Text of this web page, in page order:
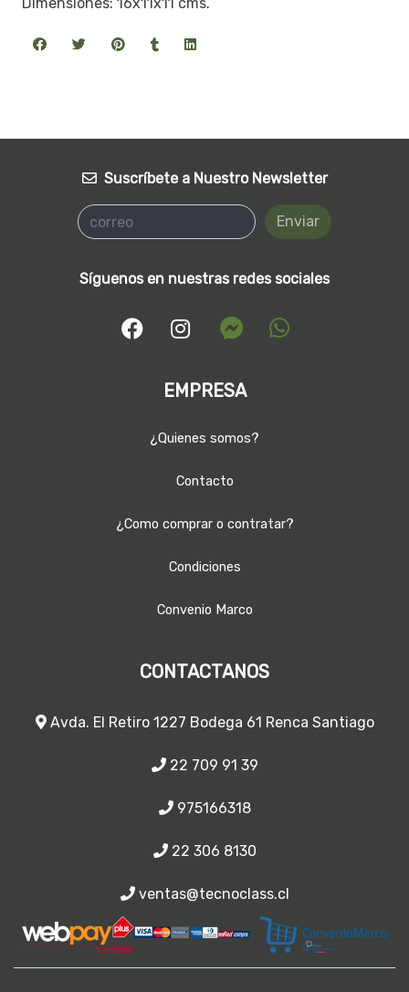
Suscríbete a Nuestro Newsletter
Enviar
Síguenos en nuestras redes sociales
EMPRESA
¿Quienes somos?
Contacto
¿Como comprar o contratar?
Condiciones
Convenio Marco
CONTACTANOS
Avda. El Retiro 1227 Bodega 61 Renca Santiago
22 709 91 39
975166318
22 306 8130
ventas@tecnoclass.cl